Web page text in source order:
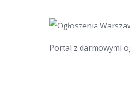
Portal z darmowymi